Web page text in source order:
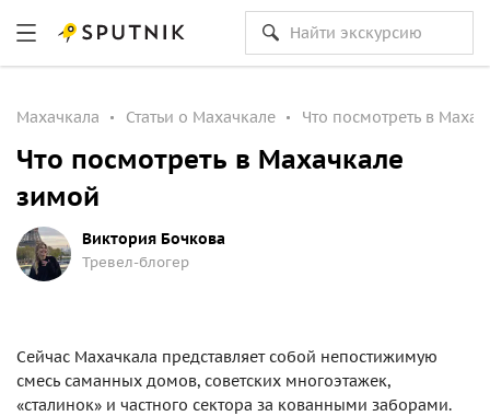
Махачкала Статьи о Махачкале Что посмотреть в
Что посмотреть в Махачкале
зимой
Виктория Бочкова
Тревел-блогер
Сейчас Махачкала представляет собой непостижимую
смесь саманных домов, советских многоэтажек,
«сталинок» и частного сектора за кованными заборами.